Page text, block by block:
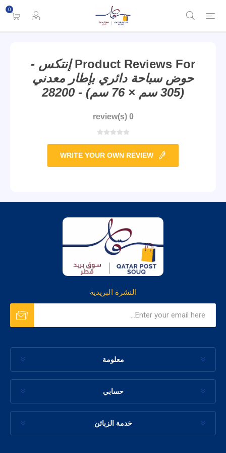
0
Product Reviews For إنتكس -
حوض سباحة دائري بإطار معدني
(305 سم × 76 سم) - 28200
0 review(s)
WRITE YOUR OWN REVIEW
النشرة البريدية
معلومة
حسابي
خدمة الزبائن